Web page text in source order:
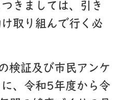
きましては、引き
取り組んで行く必
検証及び市民アンケ
、令和5年度から令